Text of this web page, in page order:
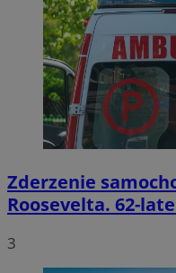
Zderzenie
Roosevelta. 62-
3